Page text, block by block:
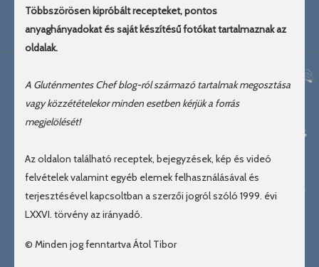
Többszörösen kipróbált recepteket, pontos
anyaghányadokat és saját készítésű fotókat tartalmaznak az
oldalak.
A Gluténmentes Chef blog-ról származó tartalmak megosztása
vagy közzétételekor minden esetben kérjük a forrás
megjelölését!
Az oldalon található receptek, bejegyzések, kép és videó
felvételek valamint egyéb elemek felhasználásával és
terjesztésével kapcsoltban a szerzői jogról szóló 1999. évi
LXXVI. törvény az irányadó.
© Minden jog fenntartva Átol Tibor